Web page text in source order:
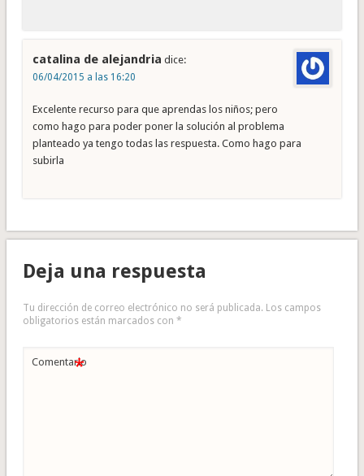
catalina de alejandria dice:
06/04/2015 a las 16:20
Excelente recurso para que aprendas los niños; pero
como hago para poder poner la solución al problema
planteado ya tengo todas las respuesta. Como hago para
subirla
Deja una respuesta
Tu dirección de correo electrónico no será publicada. Los campos
obligatorios están marcados con *
Comentario
*